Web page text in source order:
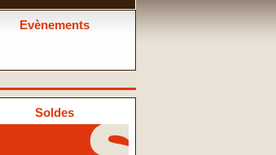
Evènements
Soldes